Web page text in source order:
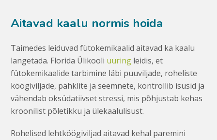
Aitavad kaalu normis hoida
Taimedes leiduvad fütokemikaalid aitavad ka kaalu
langetada. Florida Ülikooli uuring leidis, et
fütokemikaalide tarbimine läbi puuviljade, roheliste
köögiviljade, pähklite ja seemnete, kontrollib isusid ja
vähendab oksüdatiivset stressi, mis põhjustab kehas
kroonilist põletikku ja ülekaalulisust.
Rohelised lehtköögiviljad aitavad kehal paremini